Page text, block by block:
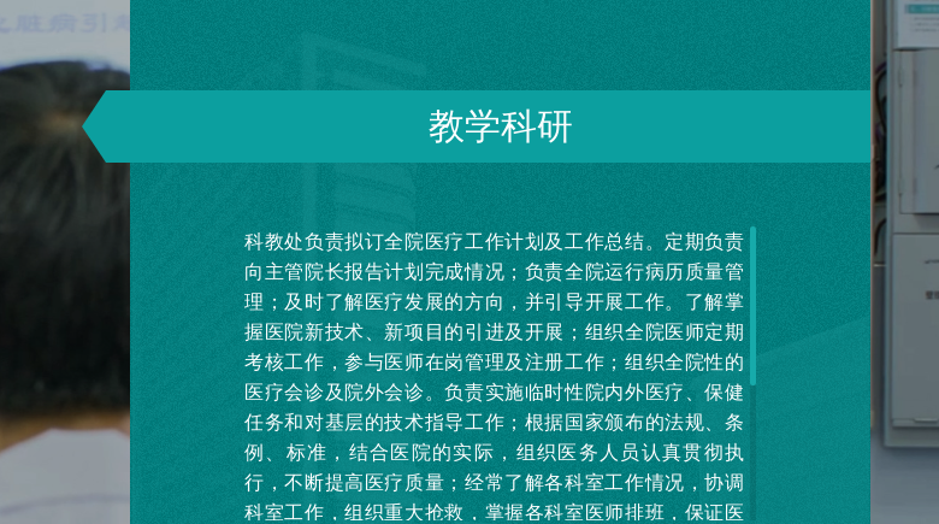
教学科研
科教处负责拟订全院医疗工作计划及工作总结。定期负责
向主管院长报告计划完成情况；负责全院运行病历质量管
理；及时了解医疗发展的方向，并引导开展工作。了解掌
握医院新技术、新项目的引进及开展；组织全院医师定期
考核工作，参与医师在岗管理及注册工作；组织全院性的
医疗会诊及院外会诊。负责实施临时性院内外医疗、保健
任务和对基层的技术指导工作；根据国家颁布的法规、条
例、标准，结合医院的实际，组织医务人员认真贯彻执
行，不断提高医疗质量；经常了解各科室工作情况，协调
科室工作，组织重大抢救，掌握各科室医师排班，保证医